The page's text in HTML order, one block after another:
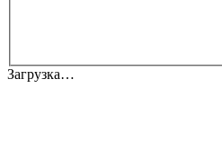
Загрузка…